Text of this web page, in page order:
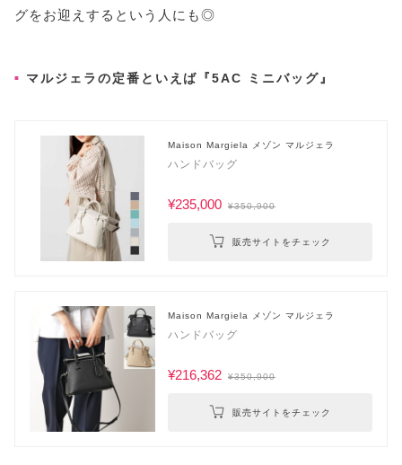
グをお迎えするという人にも◎
マルジェラの定番といえば『5AC ミニバッグ』
Maison Margiela メゾン マルジェラ
ハンドバッグ
¥235,000 ¥350,900
販売サイトをチェック
Maison Margiela メゾン マルジェラ
ハンドバッグ
¥216,362 ¥350,900
販売サイトをチェック